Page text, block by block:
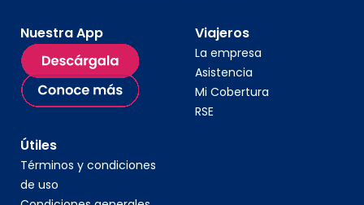
Nuestra App Viajeros
La empresa
Asistencia
Mi Cobertura
RSE
Útiles
Términos y condiciones
de uso